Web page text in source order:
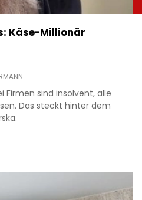
Käse-Millionär
Firmen sind insolvent, alle
Das steckt hinter dem